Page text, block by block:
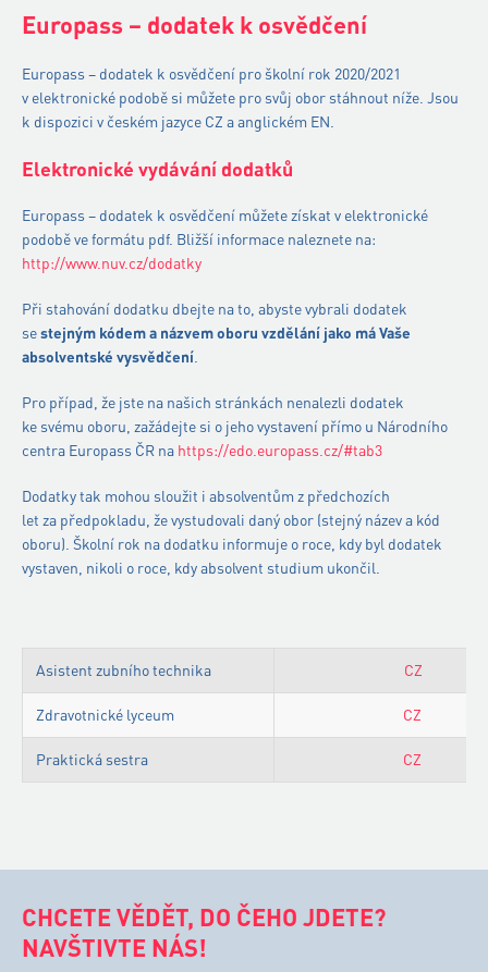
Europass – dodatek k osvědčení
Europass – dodatek k osvědčení pro školní rok 2020/2021
v elektronické podobě si můžete pro svůj obor stáhnout níže. Jsou
k dispozici v českém jazyce CZ a anglickém EN.
Elektronické vydávání dodatků
Europass – dodatek k osvědčení můžete získat v elektronické
podobě ve formátu pdf. Bližší informace naleznete na:
http://www.nuv.cz/dodatky
Při stahování dodatku dbejte na to, abyste vybrali dodatek
sestejným kódem a názvem oboru vzdělání jako má Vaše
absolventské vysvědčení
Pro případ, že jste na našich stránkách nenalezli dodatek
ke svému oboru, zažádejte si o jeho vystavení přímo u Národního
centra Europass ČR na https://edo.europass.cz/#tab3
Dodatky tak mohou sloužit i absolventům z předchozích
let za předpokladu, že vystudovali daný obor (stejný název a kód
oboru). Školní rok na dodatku informuje o roce, kdy byl dodatek
vystaven, nikoli o roce, kdy absolvent studium ukončil.
Asistent zubního technika CZ
Zdravotnické lyceum CZ
Praktická sestra CZ
CHCETE VĚDĚT, DO ČEHO JDETE?
NAVŠTIVTE NÁS!